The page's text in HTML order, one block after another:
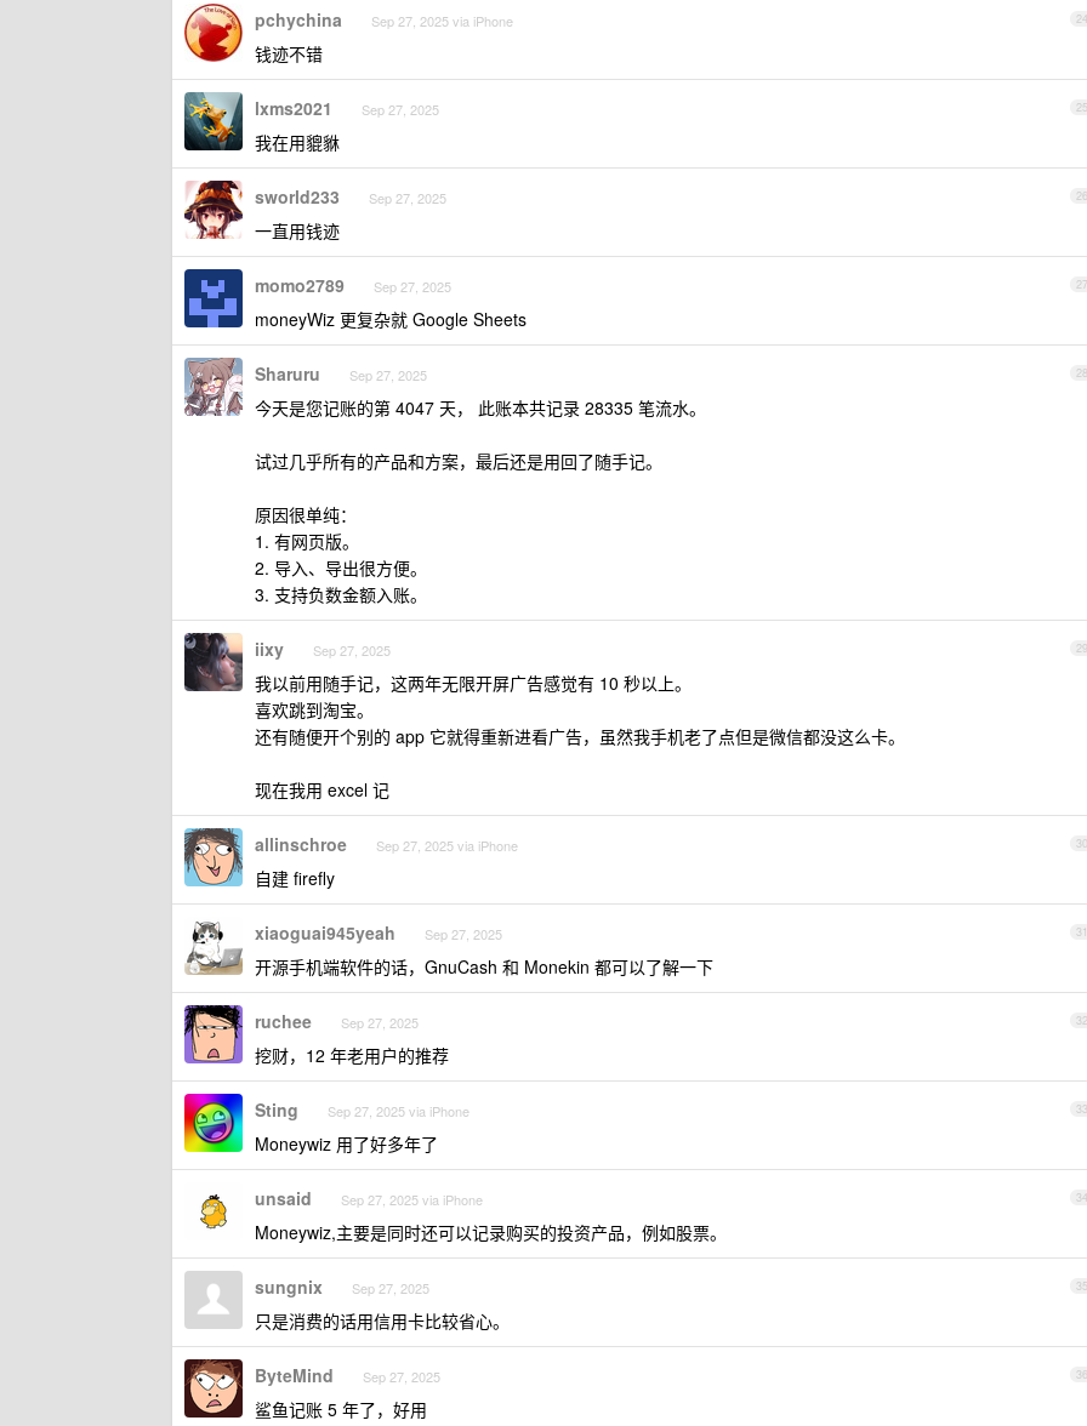
24
pchychina Sep 27, 2025 via iPhone
钱迹不错
25
lxms2021 Sep 27, 2025
我在用貔貅
26
sworld233 Sep 27, 2025
一直用钱迹
27
momo2789 Sep 27, 2025
moneyWiz 更复杂就 Google Sheets
28
Sharuru Sep 27, 2025
今天是您记账的第 4047 天， 此账本共记录 28335 笔流水。
试过几乎所有的产品和方案，最后还是用回了随手记。
原因很单纯：
1. 有网页版。
2. 导入、导出很方便。
3. 支持负数金额入账。
29
iixy Sep 27, 2025
我以前用随手记，这两年无限开屏广告感觉有 10 秒以上。
喜欢跳到淘宝。
还有随便开个别的 app 它就得重新进看广告，虽然我手机老了点但是微信都没这么卡。
现在我用 excel 记
30
allinschroe Sep 27, 2025 via iPhone
自建 firefly
31
xiaoguai945yeah Sep 27, 2025
开源手机端软件的话，GnuCash 和 Monekin 都可以了解一下
32
ruchee Sep 27, 2025
挖财，12 年老用户的推荐
33
Sting Sep 27, 2025 via iPhone
Moneywiz 用了好多年了
34
unsaid Sep 27, 2025 via iPhone
Moneywiz,主要是同时还可以记录购买的投资产品，例如股票。
35
sungnix Sep 27, 2025
只是消费的话用信用卡比较省心。
36
ByteMind Sep 27, 2025
鲨鱼记账 5 年了，好用